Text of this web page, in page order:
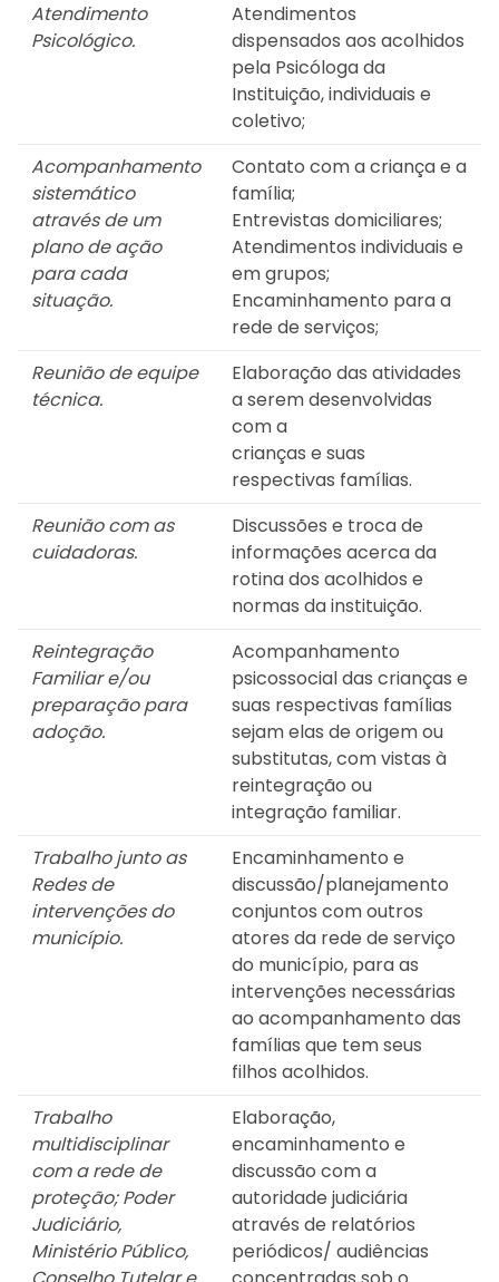
Atendimento
Psicológico.
Atendimentos
dispensados aos acolhidos
pela Psicóloga da
Instituição, individuais e
coletivo;
Acompanhamento
sistemático
através de um
plano de ação
para cada
situação.
Contato com a criança e a
família;
Entrevistas domiciliares;
Atendimentos individuais e
em grupos;
Encaminhamento para a
rede de serviços;
Reunião de equipe
técnica.
Elaboração das atividades
a serem desenvolvidas
com a
crianças e suas
respectivas famílias.
Reunião com as
cuidadoras.
Discussões e troca de
informações acerca da
rotina dos acolhidos e
normas da instituição.
Reintegração
Familiar e/ou
preparação para
adoção.
Acompanhamento
psicossocial das crianças e
suas respectivas famílias
sejam elas de origem ou
substitutas, com vistas à
reintegração ou
integração familiar.
Trabalho junto as
Redes de
intervenções do
município.
Encaminhamento e
discussão/planejamento
conjuntos com outros
atores da rede de serviço
do município, para as
intervenções necessárias
ao acompanhamento das
famílias que tem seus
filhos acolhidos.
Trabalho
multidisciplinar
com a rede de
proteção; Poder
Judiciário,
Ministério Público,
Elaboração,
encaminhamento e
discussão com a
autoridade judiciária
através de relatórios
periódicos/ audiências